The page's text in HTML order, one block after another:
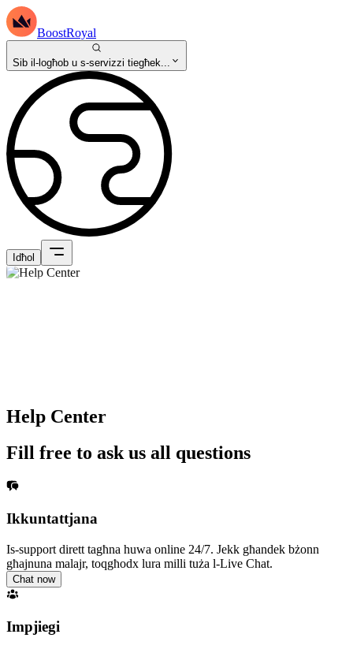
BoostRoyal
Sib il-logħob u s-servizzi tiegħek...
Idħol
Help Center
Fill free to ask us all questions
Ikkuntattjana
Is-support dirett tagħna huwa online 24/7. Jekk għandek bżonn
għajnuna malajr, toqgħodx lura milli tuża l-Live Chat.
Chat now
Impjiegi